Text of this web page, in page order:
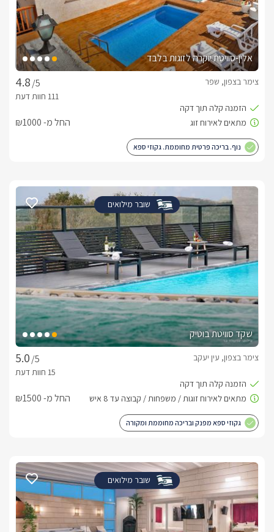
אלין-סוויטת יוקרה לזוגות בלבד
/5
צימר בצפון, שפר
החל מ- ₪1000
נוף. בריכה פרטית מחוממת. גקוזי ספא
שובר מילואים
שקד סוויטת בוטיק
/5
צימר בצפון, עין יעקב
החל מ- ₪1500
גקוזי ספא מפנק ובריכה מחוממת ומקורה
שובר מילואים